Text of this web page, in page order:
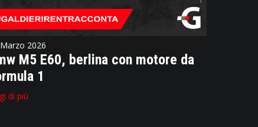
2026
M5 E60, berlina con motore da
1
di più